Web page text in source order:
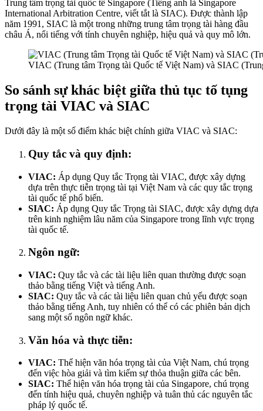
Trung tâm trọng tài quốc tế Singapore (Tiếng anh là Singapore
International Arbitration Centre, viết tắt là SIAC). Được thành lập
năm 1991, SIAC là một trong những trung tâm trọng tài hàng đầu
châu Á, nổi tiếng với tính chuyên nghiệp, hiệu quả và quy mô lớn.
VIAC (Trung tâm Trọng tài Quốc tế Việt Nam) và SIAC
So sánh sự khác biệt giữa thủ tục tố tụng
trọng tài VIAC và SIAC
Dưới đây là một số điểm khác biệt chính giữa VIAC và SIAC:
Quy tắc và quy định:
VIAC: Áp dụng Quy tắc Trọng tài VIAC, được xây dựng
dựa trên thực tiễn trọng tài tại Việt Nam và các quy tắc trọng
tài quốc tế phổ biến.
SIAC: Áp dụng Quy tắc Trọng tài SIAC, được xây dựng dựa
trên kinh nghiệm lâu năm của Singapore trong lĩnh vực trọng
tài quốc tế.
Ngôn ngữ:
VIAC: Quy tắc và các tài liệu liên quan thường được soạn
thảo bằng tiếng Việt và tiếng Anh.
SIAC: Quy tắc và các tài liệu liên quan chủ yếu được soạn
thảo bằng tiếng Anh, tuy nhiên có thể có các phiên bản dịch
sang một số ngôn ngữ khác.
Văn hóa và thực tiễn:
VIAC: Thể hiện văn hóa trọng tài của Việt Nam, chú trọng
đến việc hòa giải và tìm kiếm sự thỏa thuận giữa các bên.
SIAC: Thể hiện văn hóa trọng tài của Singapore, chú trọng
đến tính hiệu quả, chuyên nghiệp và tuân thủ các nguyên tắc
pháp lý quốc tế.